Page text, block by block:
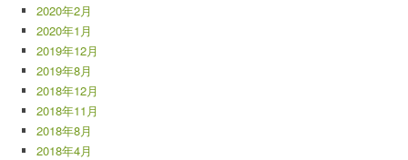
2020年2月
2020年1月
2019年12月
2019年8月
2018年12月
2018年11月
2018年8月
2018年4月